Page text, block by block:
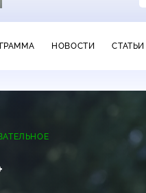
НОВОСТИ СТАТЬИ